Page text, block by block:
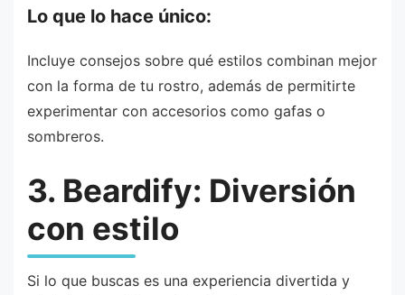
Lo que lo hace único:
Incluye consejos sobre qué estilos combinan mejor
con la forma de tu rostro, además de permitirte
experimentar con accesorios como gafas o
sombreros.
3. Beardify: Diversión
con estilo
Si lo que buscas es una experiencia divertida y